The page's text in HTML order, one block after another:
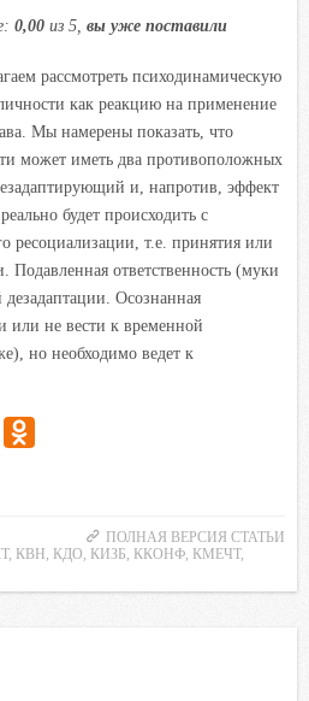
0,00 из 5, вы уже поставили
рассмотреть психодинамическую
как реакцию на применение
Мы намерены показать, что
может иметь два противоположных
и, напротив, эффект
будет происходить с
ресоциализации, т.е. принятия или
Подавленная ответственность (муки
дезадаптации. Осознанная
или не вести к временной
но необходимо ведет к
k
l
ПОЛНАЯ ВЕРСИЯ СТАТЬИ
, КВН КДО КИЗБ ККОНФ, КМЕЧТ,